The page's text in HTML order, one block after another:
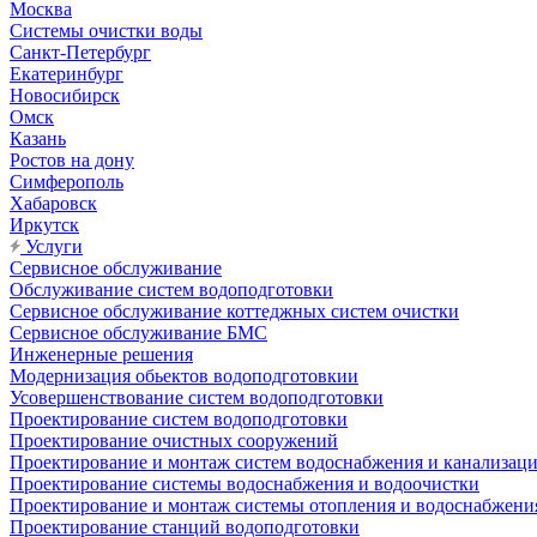
Москва
Системы очистки воды
Санкт-Петербург
Екатеринбург
Новосибирск
Омск
Казань
Ростов на дону
Симферополь
Хабаровск
Иркутск
Услуги
Сервисное обслуживание
Обслуживание систем водоподготовки
Сервисное обслуживание коттеджных систем очистки
Сервисное обслуживание БМС
Инженерные решения
Модернизация обьектов водоподготовкии
Усовершенствование систем водоподготовки
Проектирование систем водоподготовки
Проектирование очистных сооружений
Проектирование и монтаж систем водоснабжения и
Проектирование системы водоснабжения и водоочистки
Проектирование и монтаж системы отопления и
Проектирование станций водоподготовки